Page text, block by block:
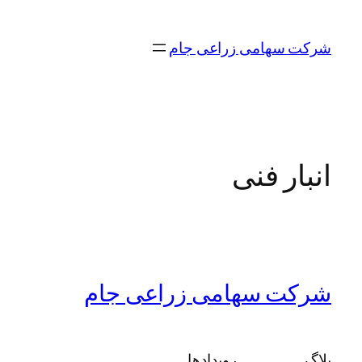
محتواشرکت سهامی زراعی جام
انبار فنی
شرکت سهامی زراعی جام